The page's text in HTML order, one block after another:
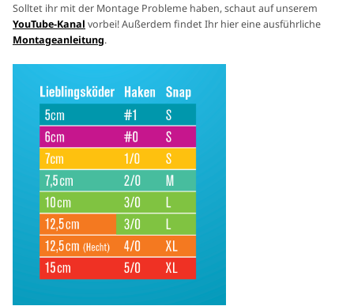
Solltet ihr mit der Montage Probleme haben, schaut auf unserem
YouTube-Kanal vorbei! Außerdem findet Ihr hier eine ausführliche
Montageanleitung.